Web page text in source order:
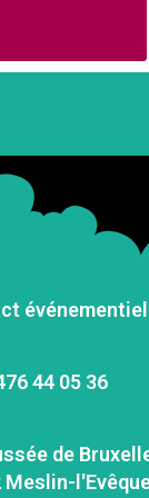
événementiel
44 05 36
de
Meslin-